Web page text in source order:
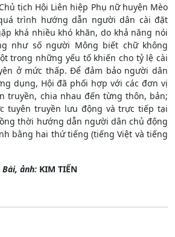
tịch Hội Liên hiệp Phụ nữ huyện Mèo
trình hướng dẫn người dân cài đặt
khá nhiều khó khăn, do khả năng nói
như số người Mông biết chữ không
trong những yếu tố khiến cho tỷ lệ cài
ở mức thấp. Để đảm bảo người dân
dụng, Hội đã phối hợp với các đơn vị
truyền, chia nhau đến từng thôn, bản;
tuyên truyền lưu động và trực tiếp tại
thời hướng dẫn người dân chủ động
bằng hai thứ tiếng (tiếng Việt và tiếng
Bài, ảnh: KIM TIẾN